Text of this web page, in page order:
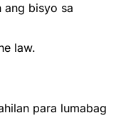
ang bisyo sa
law.
para lumabag